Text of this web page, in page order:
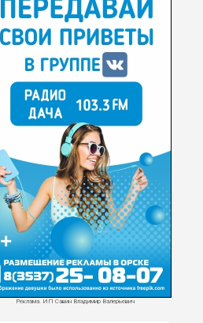
Реклама. ИП Савин Владимир Валерьевич